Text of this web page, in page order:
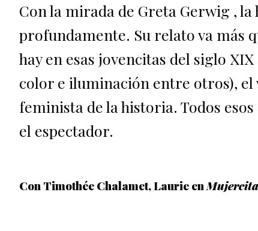
Con la mirada de Greta Gerwig ,
profundamente. Su relato va más
hay en esas jovencitas del siglo
color e iluminación entre otros), el
feminista de la historia. Todos
el espectador.
Con Timothée Chalamet, Laurie en